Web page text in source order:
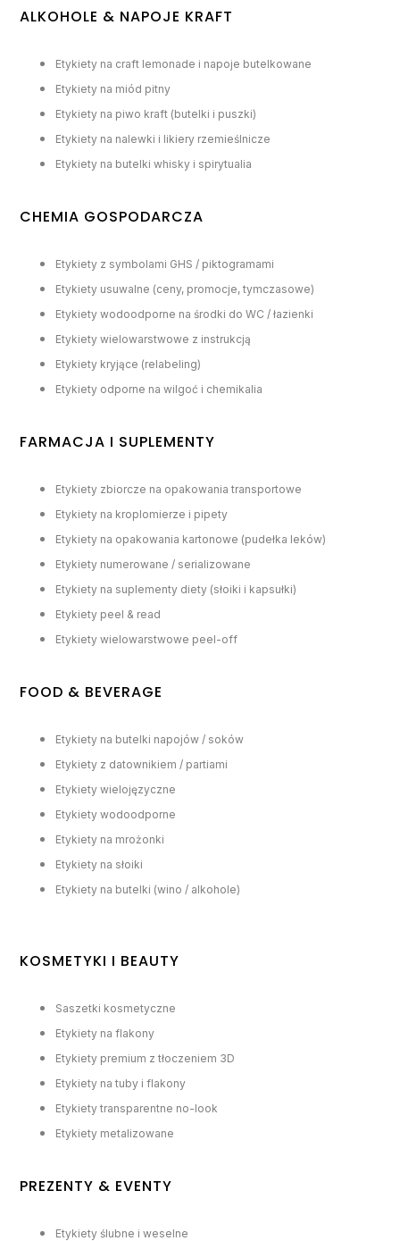
ALKOHOLE & NAPOJE KRAFT
Etykiety na craft lemonade i napoje butelkowane
Etykiety na miód pitny
Etykiety na piwo kraft (butelki i puszki)
Etykiety na nalewki i likiery rzemieślnicze
Etykiety na butelki whisky i spirytualia
CHEMIA GOSPODARCZA
Etykiety z symbolami GHS / piktogramami
Etykiety usuwalne (ceny, promocje, tymczasowe)
Etykiety wodoodporne na środki do WC / łazienki
Etykiety wielowarstwowe z instrukcją
Etykiety kryjące (relabeling)
Etykiety odporne na wilgoć i chemikalia
FARMACJA I SUPLEMENTY
Etykiety zbiorcze na opakowania transportowe
Etykiety na kroplomierze i pipety
Etykiety na opakowania kartonowe (pudełka leków)
Etykiety numerowane / serializowane
Etykiety na suplementy diety (słoiki i kapsułki)
Etykiety peel & read
Etykiety wielowarstwowe peel-off
FOOD & BEVERAGE
Etykiety na butelki napojów / soków
Etykiety z datownikiem / partiami
Etykiety wielojęzyczne
Etykiety wodoodporne
Etykiety na mrożonki
Etykiety na słoiki
Etykiety na butelki (wino / alkohole)
KOSMETYKI I BEAUTY
Saszetki kosmetyczne
Etykiety na flakony
Etykiety premium z tłoczeniem 3D
Etykiety na tuby i flakony
Etykiety transparentne no-look
Etykiety metalizowane
PREZENTY & EVENTY
Etykiety ślubne i weselne